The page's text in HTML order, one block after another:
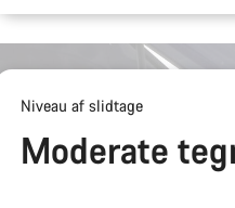
Niveau af slidtage
Moderate